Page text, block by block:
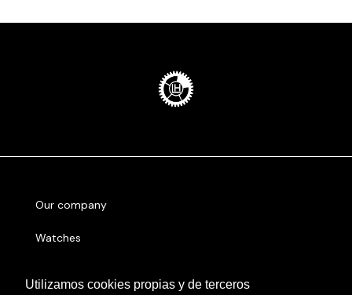
Utilizamos cookies propias y de terceros
Our company
Watches